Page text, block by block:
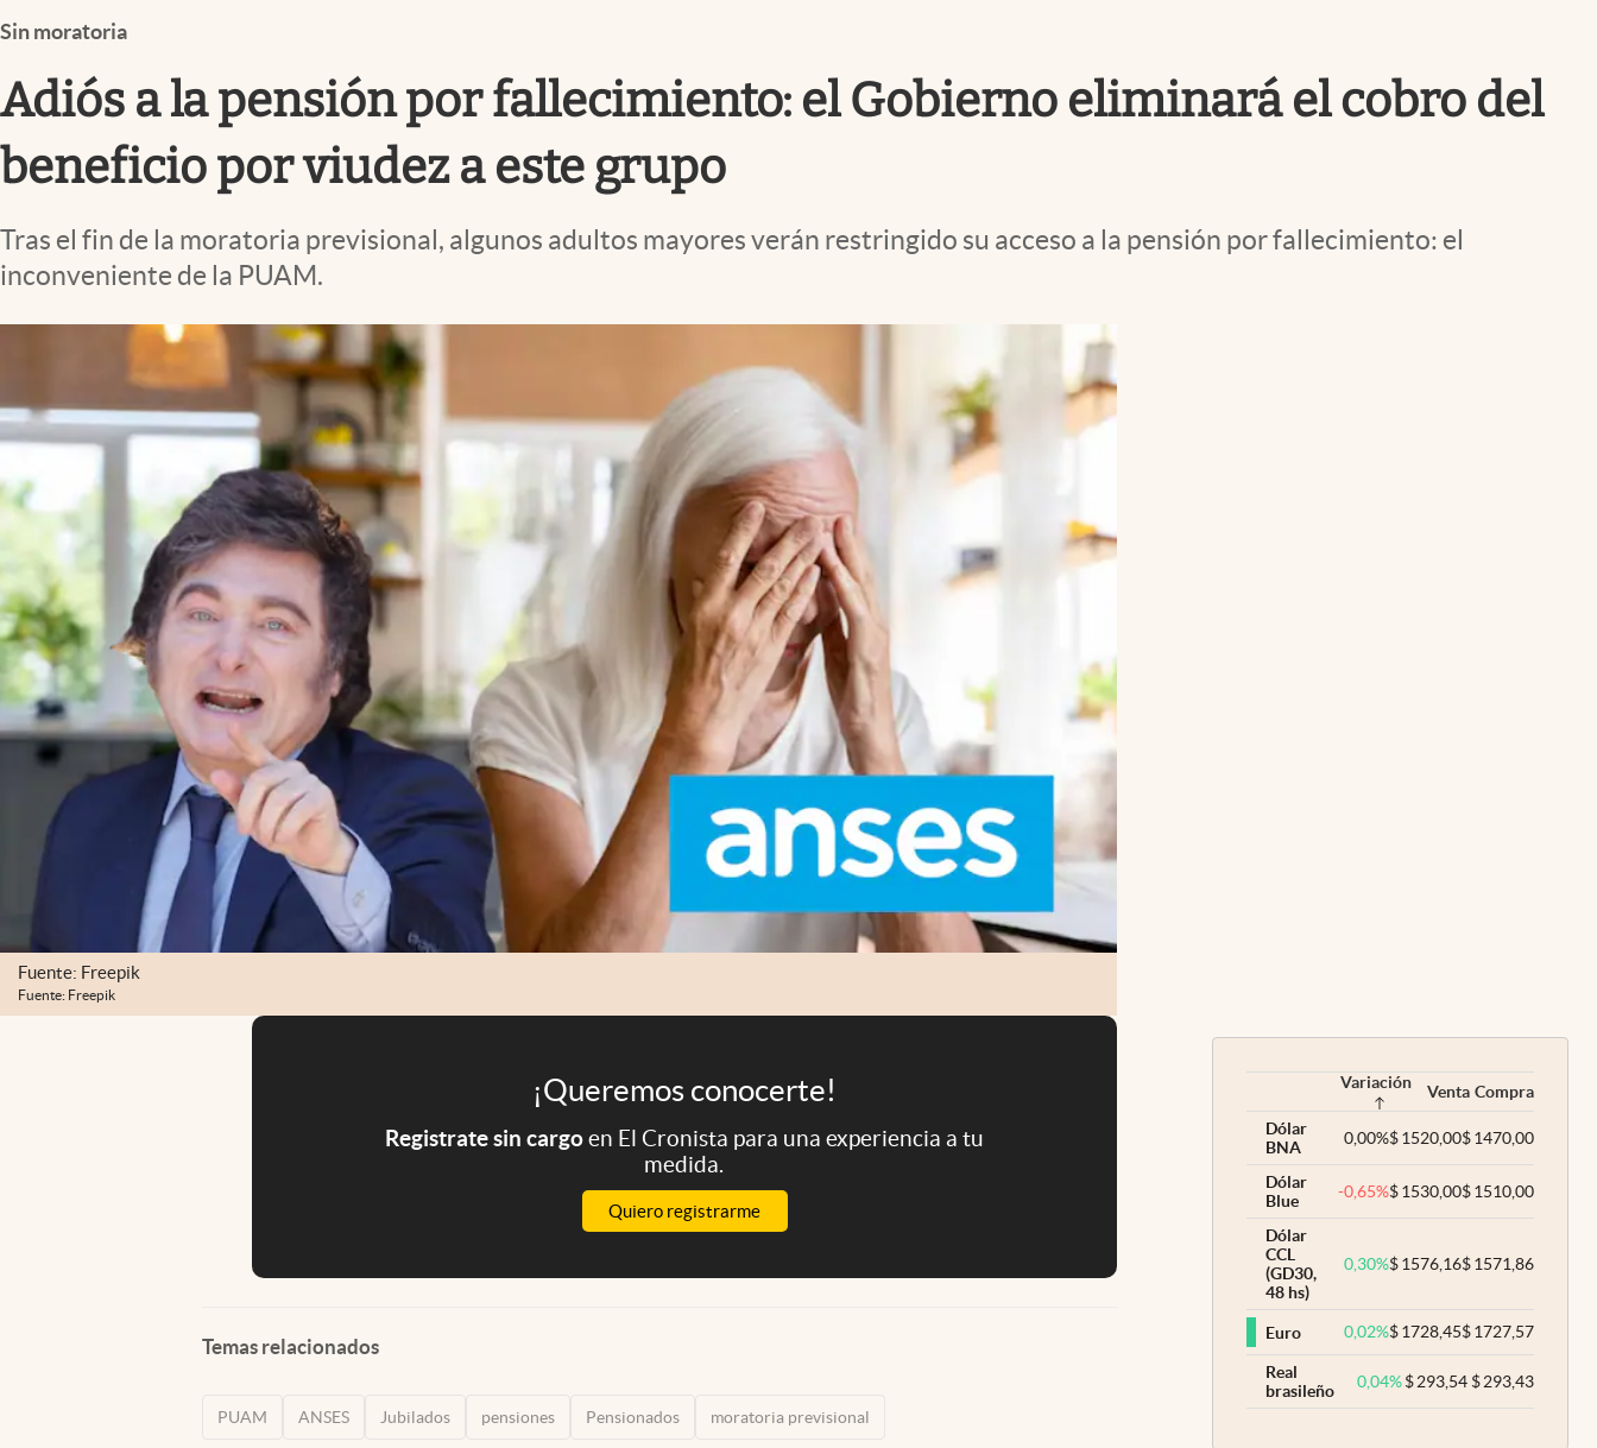
Clima
Mundial 2026
El Cronista Studio
Mediakit
abre en nueva pestaña
Sin moratoria
Adiós a la pensión por fallecimiento: el Gobierno eliminará el cobro del
beneficio por viudez a este grupo
Tras el fin de la moratoria previsional, algunos adultos mayores verán restringido su acceso a la pensión por fallecimiento: el
inconveniente de la PUAM.
Fuente: Freepik
Fuente: Freepik
¡Queremos conocerte!
Registrate sin cargoen El Cronista para una experiencia a tu
medida.
Quiero registrarme
Temas relacionados
PUAM ANSES Jubilados pensiones Pensionados moratoria previsional
Variación Venta Compra
Dólar
BNA
0,00%$1520,00$1470,00
Dólar
Blue
-0,65%$1530,00$1510,00
Dólar
CCL
(GD30,
48 hs)
0,30%$1576,16$1571,86
Euro 0,02%$1728,45$1727,57
Real
brasileño
0,04% $293,54 $293,43